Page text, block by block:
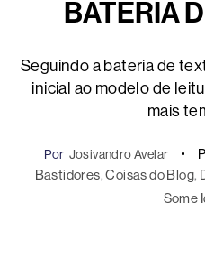
BATERIA
Seguindo a bateria de
inicial ao modelo de
mais
Por Josivandro Avelar
Bastidores, Coisas do Blog,
Some